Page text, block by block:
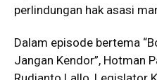
perlindungan hak asasi
Dalam episode bertema
Jangan Kendor”, Hotman